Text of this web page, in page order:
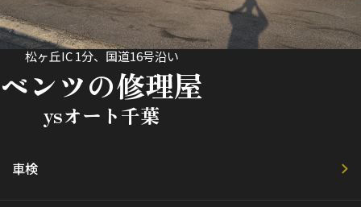
松ヶ丘IC 1分、国道16号沿い
ベンツの修理屋
ysオート千葉
車検